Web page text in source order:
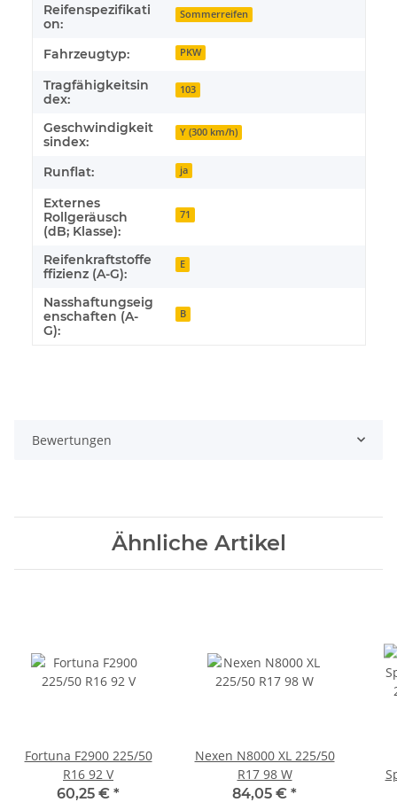
Reifenspezifikati
on:
Sommerreifen
Fahrzeugtyp: PKW
Tragfähigkeitsin
dex:
103
Geschwindigkeit
sindex:
Y (300 km/h)
Runflat: ja
Externes
Rollgeräusch
(dB; Klasse):
71
Reifenkraftstoffe
ffizienz (A-G):
E
Nasshaftungseig
enschaften (A-
G):
B
Bewertungen
Ähnliche Artikel
Fortuna F2900 225/50
R16 92 V
60,25 € *
Nexen N8000 XL 225/50
R17 98 W
84,05 € *